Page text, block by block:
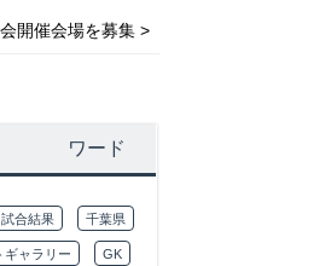
開催会場を募集
ワード
試合結果 千葉県
ギャラリー GK